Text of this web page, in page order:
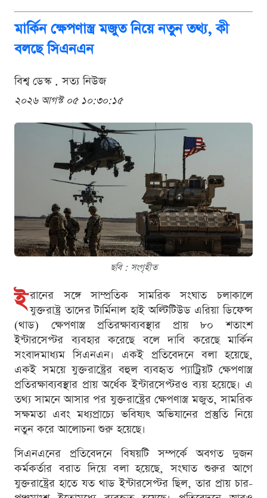
মার্কিন ক্ষেপণাস্ত্র মজুত নিয়ে নতুন তথ্য, কী
বলছে সিএনএন
বিশ্ব ডেস্ক . সত্য নিউজ
২০২৬ আগস্ট ০৫ ১০:৩০:১৫
ছবি : সংগৃহীত
ই রানের সঙ্গে সাম্প্রতিক সামরিক সংঘাত চলাকালে
যুক্তরাষ্ট্র তাদের টার্মিনাল হাই অল্টিটিউড এরিয়া ডিফেন্স
(থাড) ক্ষেপণাস্ত্র প্রতিরক্ষাব্যবস্থার প্রায় ৮০ শতাংশ
ইন্টারসেপ্টর ব্যবহার করেছে বলে দাবি করেছে মার্কিন
সংবাদমাধ্যম সিএনএন। একই প্রতিবেদনে বলা হয়েছে,
একই সময়ে যুক্তরাষ্ট্রের বহুল ব্যবহৃত প্যাট্রিয়ট ক্ষেপণাস্ত্র
প্রতিরক্ষাব্যবস্থার প্রায় অর্ধেক ইন্টারসেপ্টরও ব্যয় হয়েছে। এ
তথ্য সামনে আসার পর যুক্তরাষ্ট্রের ক্ষেপণাস্ত্র মজুত, সামরিক
সক্ষমতা এবং মধ্যপ্রাচ্যে ভবিষ্যৎ অভিযানের প্রস্তুতি নিয়ে
নতুন করে আলোচনা শুরু হয়েছে।
সিএনএনের প্রতিবেদনে বিষয়টি সম্পর্কে অবগত দুজন
কর্মকর্তার বরাত দিয়ে বলা হয়েছে, সংঘাত শুরুর আগে
যুক্তরাষ্ট্রের হাতে যত থাড ইন্টারসেপ্টর ছিল, তার প্রায় চার-